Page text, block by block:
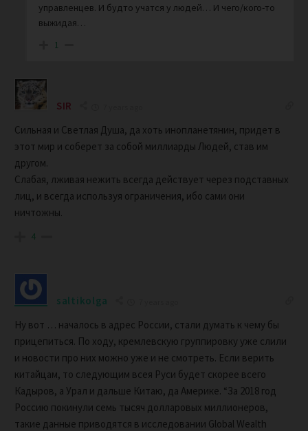
управленцев. И будто учатся у людей… И чего/кого-то
выжидая…
1
SIR
Сильная и Светлая Душа, да хоть инопланетянин, придет в
этот мир и соберет за собой миллиарды Людей, став им
другом.
Слабая, лживая нежить всегда действует через подставных
лиц, и всегда используя ограничения, ибо сами они
ничтожны.
4
saltikolga
Ну вот … началось в адрес России, стали думать к чему бы
прицепиться. По ходу, кремлевскую группировку уже слили
и новости про них можно уже и не смотреть. Если верить
китайцам, то следующим всея Руси будет скорее всего
Кадыров, а Урал и дальше Китаю, да Америке. “За 2018 год
Россию покинули семь тысяч долларовых миллионеров,
такие данные приводятся в исследовании Global Wealth